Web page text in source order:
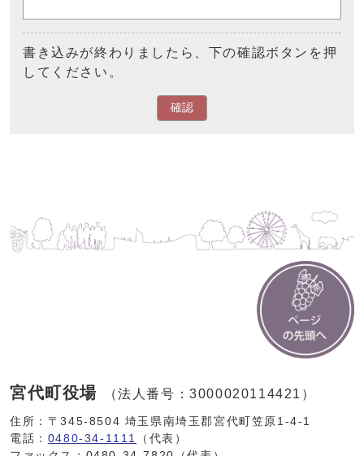
書き込みが終わりましたら、下の確認ボタンを押
してください。
確認
宮代町役場 （法人番号：3000020114421）
住所：〒345-8504 埼玉県南埼玉郡宮代町笠原1-4-1
電話： 0480-34-1111
（代表）